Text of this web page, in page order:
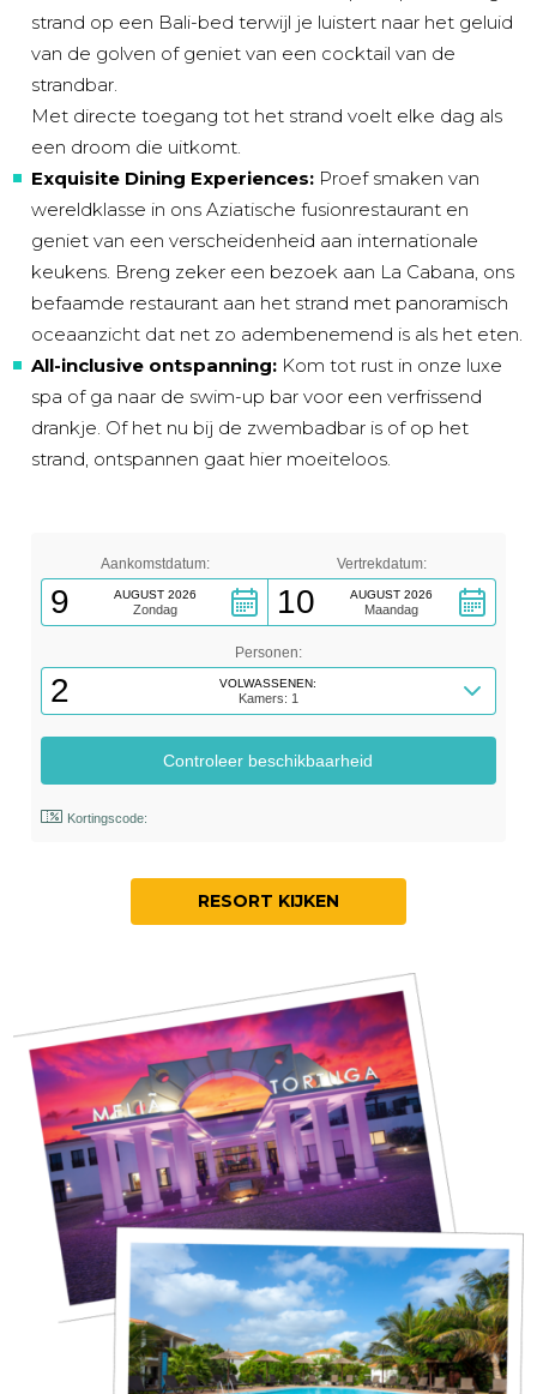
strand op een Bali-bed terwijl je luistert naar het geluid
van de golven of geniet van een cocktail van de
strandbar.
Met directe toegang tot het strand voelt elke dag als
een droom die uitkomt.
Exquisite Dining Experiences: Proef smaken van
wereldklasse in ons Aziatische fusionrestaurant en
geniet van een verscheidenheid aan internationale
keukens. Breng zeker een bezoek aan La Cabana, ons
befaamde restaurant aan het strand met panoramisch
oceaanzicht dat net zo adembenemend is als het eten.
All-inclusive ontspanning: Kom tot rust in onze luxe
spa of ga naar de swim-up bar voor een verfrissend
drankje. Of het nu bij de zwembadbar is of op het
strand, ontspannen gaat hier moeiteloos.
Aankomstdatum:
9 AUGUST 2026
Zondag
Vertrekdatum:
10 AUGUST 2026
Maandag
Personen:
2 VOLWASSENEN:
Kamers: 1
Kortingscode:
RESORT KIJKEN